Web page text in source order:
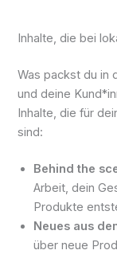
Inhalte, die bei
Was packst du in
und deine
Inhalte, die für
sind:
Behind the
Arbeit, dein
Produkte
Neues aus
über neue